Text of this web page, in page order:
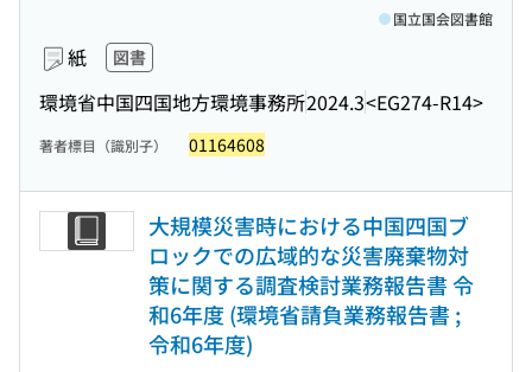
紙 図書
環境省中国四国地方環境事務所2024.3<EG274-R14>
国立国会図書館
著者標目（識別子） 01164608
大規模災害時における中国四国ブ
ロックでの広域的な災害廃棄物対
策に関する調査検討業務報告書 令
和6年度 (環境省請負業務報告書 ;
令和6年度)